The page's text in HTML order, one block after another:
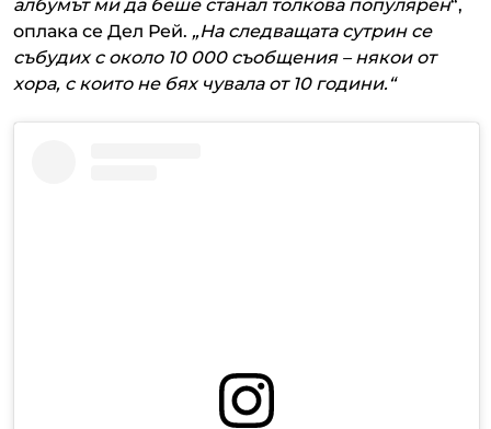
албумът ми да беше станал толкова популярен“,
оплака се Дел Рей. „На следващата сутрин се
събудих с около 10 000 съобщения – някои от
хора, с които не бях чувала от 10 години.“